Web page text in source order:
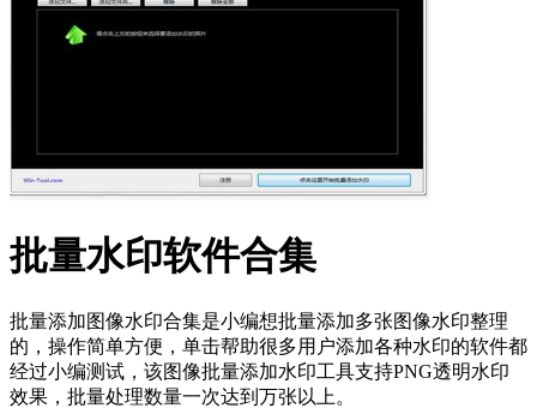
批量水印软件合集
批量添加图像水印合集是小编想批量添加多张图像水印整理
的，操作简单方便，单击帮助很多用户添加各种水印的软件都
经过小编测试，该图像批量添加水印工具支持PNG透明水印
效果，批量处理数量一次达到万张以上。